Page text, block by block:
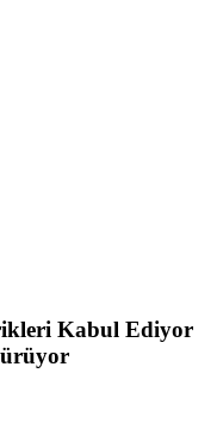
Kabul Ediyor